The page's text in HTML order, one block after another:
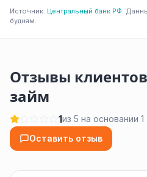
Источник: Центральный банк РФ.
будням.
Отзывы
займ
1из 5 на основании
Оставить отзыв